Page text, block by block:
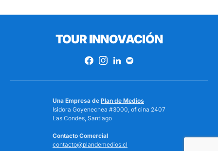
TOUR INNOVACIÓN
Una Empresa de Plan de Medios
Isidora Goyenechea #3000, oficina 2407
Las Condes, Santiago
Contacto Comercial
contacto@plandemedios.cl